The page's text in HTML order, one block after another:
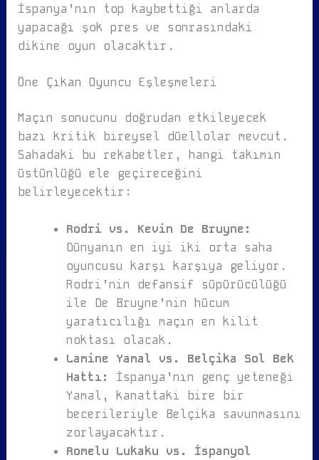
İspanya’nın top kaybettiği anlarda
yapacağı şok pres ve sonrasındaki
dikine oyun olacaktır.
Öne Çıkan Oyuncu Eşleşmeleri
Maçın sonucunu doğrudan etkileyecek
bazı kritik bireysel düellolar mevcut.
Sahadaki bu rekabetler, hangi takımın
üstünlüğü ele geçireceğini
belirleyecektir:
Rodri vs. Kevin De Bruyne:
Dünyanın en iyi iki orta saha
oyuncusu karşı karşıya geliyor.
Rodri’nin defansif süpürücülüğü
ile De Bruyne’nin hücum
yaratıcılığı maçın en kilit
noktası olacak.
Lamine Yamal vs. Belçika Sol Bek
Hattı:
İspanya’nın genç yeteneği
Yamal, kanattaki bire bir
becerileriyle Belçika savunmasını
zorlayacaktır.
Romelu Lukaku vs. İspanyol